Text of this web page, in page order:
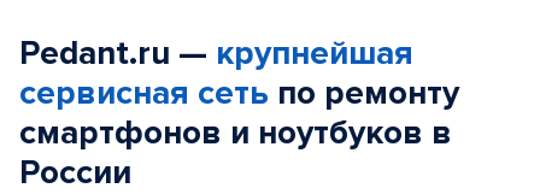
Pedant.ru — крупнейшая
сервисная сеть по ремонту
смартфонов и ноутбуков в
России